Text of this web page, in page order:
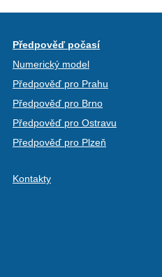
Předpověď počasí
Numerický model
Předpověď pro Prahu
Předpověď pro Brno
Předpověď pro Ostravu
Předpověď pro Plzeň
Kontakty